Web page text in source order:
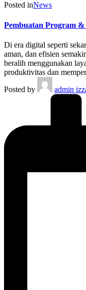
Posted inNews
Pembuatan Program
Di era digital seperti
aman, dan efisien
beralih menggunakan
produktivitas dan
Posted by
admin